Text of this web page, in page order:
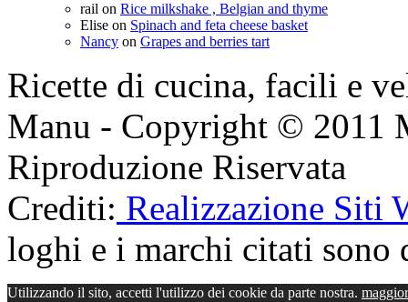
rail on Rice milkshake , Belgian and thyme
Elise on Spinach and feta cheese basket
Nancy on Grapes and berries tart
Ricette di cucina, facili e
Manu - Copyright © 2011
Riproduzione Riservata
Crediti: Realizzazione Siti
loghi e i marchi citati
Utilizzando il sito, accetti l'utilizzo dei cookie da parte nostra.